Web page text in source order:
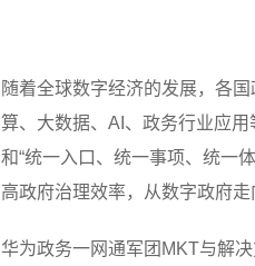
随着全球数字经济的发展，各
算、大数据、AI、政务行业应用
和“统一入口、统一事项、统一
高政府治理效率，从数字政府
华为政务一网通军团MKT与解